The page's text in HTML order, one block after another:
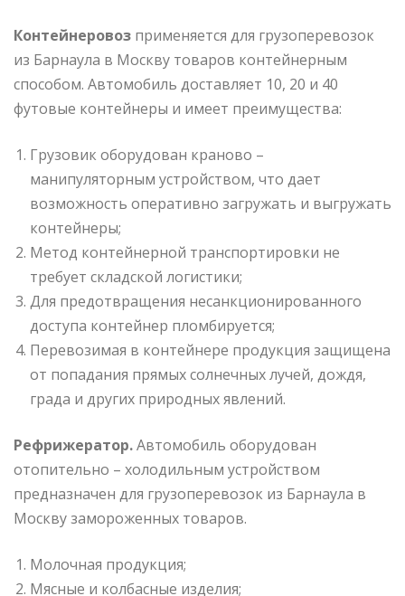
Контейнеровоз применяется для грузоперевозок
из Барнаула в Москву товаров контейнерным
способом. Автомобиль доставляет 10, 20 и 40
футовые контейнеры и имеет преимущества:
Грузовик оборудован краново –
манипуляторным устройством, что дает
возможность оперативно загружать и выгружать
контейнеры;
Метод контейнерной транспортировки не
требует складской логистики;
Для предотвращения несанкционированного
доступа контейнер пломбируется;
Перевозимая в контейнере продукция защищена
от попадания прямых солнечных лучей, дождя,
града и других природных явлений.
Рефрижератор.Автомобиль оборудован
отопительно – холодильным устройством
предназначен для грузоперевозок из Барнаула в
Москву замороженных товаров.
Молочная продукция;
Мясные и колбасные изделия;